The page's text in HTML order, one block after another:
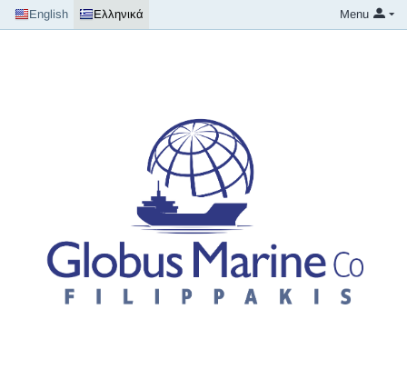
English Ελληνικά Menu